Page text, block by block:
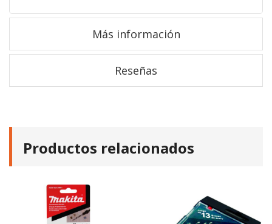
Más información
Reseñas
Productos relacionados